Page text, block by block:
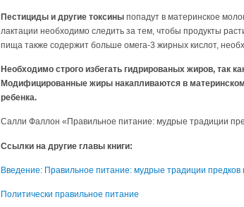
Пестициды и другие токсины попадут в материнское
лактации необходимо следить за тем, чтобы продукты
пища также содержит больше омега-3 жирных кислот,
Необходимо строго избегать гидрированых жиров, так
Модифицированные жиры накапливаются в
ребенка.
Салли Фаллон «Правильное питание: мудрые традиции
Ссылки на другие главы книги:
Введение: Правильное питание: мудрые традиции предков
Политически правильное питание